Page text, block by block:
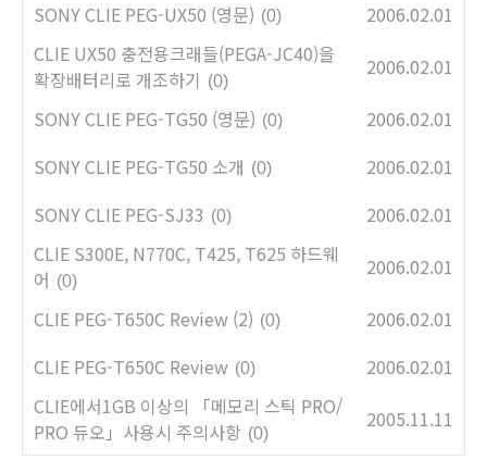
SONY CLIE PEG-UX50 (영문) (0)
2006.02.01
CLIE UX50 충전용크래들(PEGA-JC40)을
확장배터리로 개조하기 (0)
2006.02.01
SONY CLIE PEG-TG50 (영문) (0)
2006.02.01
SONY CLIE PEG-TG50 소개 (0)
2006.02.01
SONY CLIE PEG-SJ33 (0)
2006.02.01
CLIE S300E, N770C, T425, T625 하드웨
어 (0)
2006.02.01
CLIE PEG-T650C Review (2) (0)
2006.02.01
CLIE PEG-T650C Review (0)
2006.02.01
CLIE에서1GB 이상의 「메모리 스틱 PRO/
PRO 듀오」사용시 주의사항 (0)
2005.11.11